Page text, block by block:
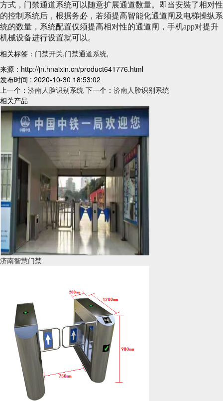
方式，门禁通道系统可以随意扩展通道数量。即当安裝了相对性
的控制系统后，根据务必，若须提高智能化通道闸及电梯操纵系
统的数量，系统配置仅须提高相对性的通道闸，手机app对提升
机械设备进行设置就可以。
相关标签： 门禁开关,门禁通道系统,
来源：http://jn.hnaixin.cn/product641776.html
发布时间 : 2020-10-30 18:53:02
上一个： 济南人脸识别系统 下一个： 济南人脸识别系统
相关产品
济南智慧门禁